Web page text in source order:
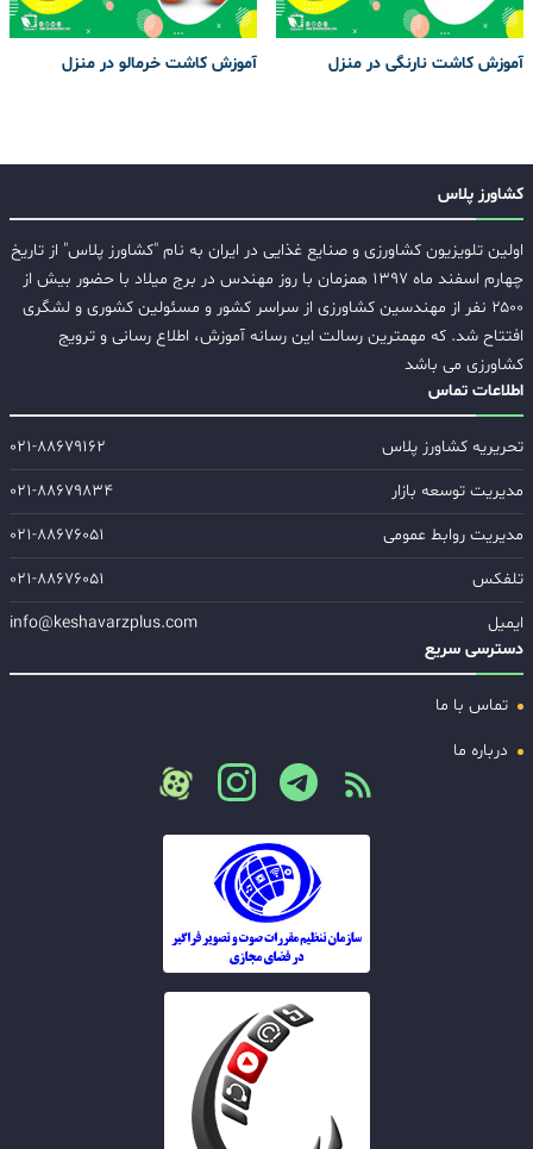
آموزش کاشت نارنگی در منزل آموزش کاشت خرمالو در منزل
کشاورز پلاس
اولین تلویزیون کشاورزی و صنایع غذایی در ایران به نام "کشاورز پلاس" از تاریخ
چهارم اسفند ماه ۱۳۹۷ همزمان با روز مهندس در برج میلاد با حضور بیش از
۲۵۰۰ نفر از مهندسین کشاورزی از سراسر کشور و مسئولین کشوری و لشگری
افتتاح شد. که مهمترین رسالت این رسانه آموزش، اطلاع رسانی و ترویج
کشاورزی می باشد
اطلاعات تماس
تحریریه کشاورز پلاس
۰۲۱-۸۸۶۷۹۱۶۲
مدیریت توسعه بازار
۰۲۱-۸۸۶۷۹۸۳۴
مدیریت روابط عمومی
۰۲۱-۸۸۶۷۶۰۵۱
تلفکس
۰۲۱-۸۸۶۷۶۰۵۱
ایمیل
info@keshavarzplus.com
دسترسی سریع
تماس با ما
درباره ما